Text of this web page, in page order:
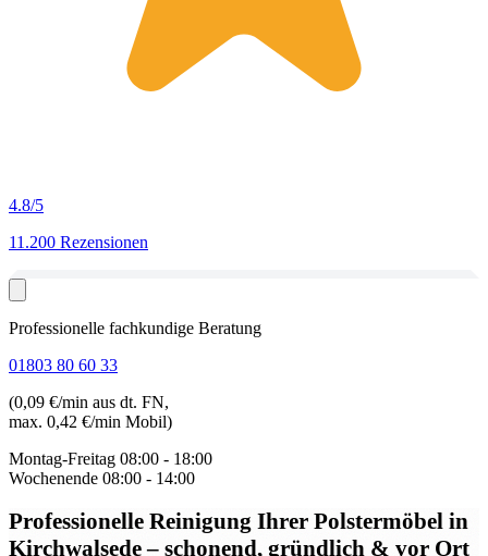
4.8/5
11.200 Rezensionen
Professionelle fachkundige Beratung
01803 80 60 33
(0,09 €/min aus dt. FN,
max. 0,42 €/min Mobil)
Montag-Freitag 08:00 - 18:00
Wochenende 08:00 - 14:00
Professionelle Reinigung Ihrer Polstermöbel in
Kirchwalsede– schonend, gründlich & vor Ort